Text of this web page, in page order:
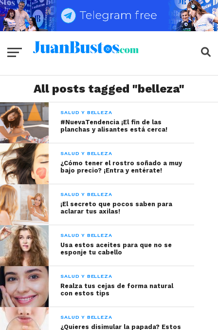
All posts tagged "belleza"
SALUD Y BELLEZA
#NuevaTendencia ¡El fin de las
planchas y alisantes está cerca!
SALUD Y BELLEZA
¿Cómo tener el rostro soñado a muy
bajo precio? ¡Entra y entérate!
SALUD Y BELLEZA
¡El secreto que pocos saben para
aclarar tus axilas!
SALUD Y BELLEZA
Usa estos aceites para que no se
esponje tu cabello
SALUD Y BELLEZA
Realza tus cejas de forma natural
con estos tips
SALUD Y BELLEZA
¿Quieres disimular la papada? Estos